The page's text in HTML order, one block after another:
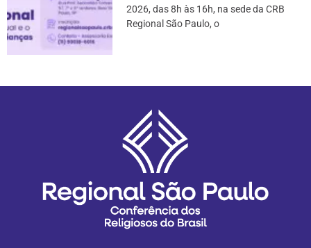
2026, das 8h às 16h, na sede da CRB
Regional São Paulo, o